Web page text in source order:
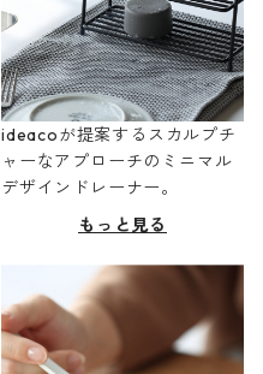
ideacoが提案するスカルプチ
ャーなアプローチのミニマル
デザインドレーナー。
もっと見る